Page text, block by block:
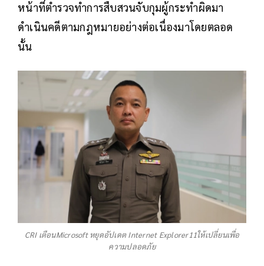
หน้าที่ตำรวจทำการสืบสวนจับกุมผู้กระทำผิดมา
ดำเนินคดีตามกฎหมายอย่างต่อเนื่องมาโดยตลอด
นั้น
CRI เตือนMicrosoft หยุดอัปเดต Internet Explorer11ให้เปลี่ยนเพื่อ
ความปลอดภัย